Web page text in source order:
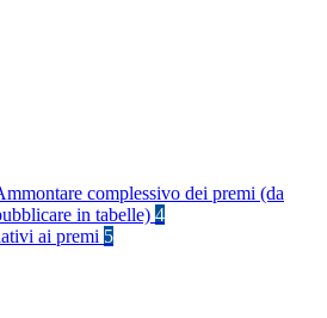
complessivo dei premi (da
in tabelle) 4
ai premi 5